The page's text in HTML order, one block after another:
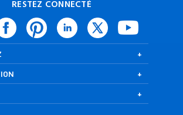
RESTEZ CONNECTÉ